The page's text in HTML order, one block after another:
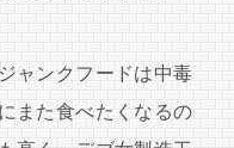
ャンクフードは中毒
また食べたくなるの